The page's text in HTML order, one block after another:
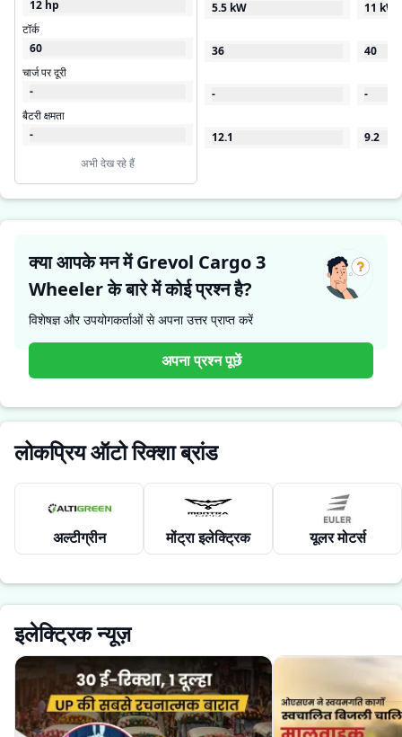
12 hp
टॉर्क
60
चार्ज पर दूरी
-
बैटरी क्षमता
-
अभी देख रहे हैं
5.5 kW
36
-
12.1
11 kW
40
-
9.2
क्या आपके मन में Grevol Cargo 3
Wheeler के बारे में कोई प्रश्न है?
विशेषज्ञ और उपयोगकर्ताओं से अपना उत्तर प्राप्त करें
अपना प्रश्न पूछें
लोकप्रिय ऑटो रिक्शा ब्रांड
अल्टीग्रीन मोंट्रा इलेक्ट्रिक यूलर मोटर्स
इलेक्ट्रिक न्यूज़